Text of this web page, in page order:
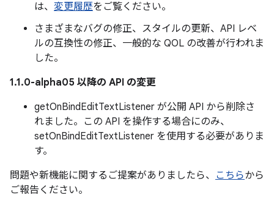
は、 変更履歴をご覧ください。
さまざまなバグの修正、スタイルの更新、API レベ
ルの互換性の修正、一般的な QOL の改善が行われま
した。
1.1.0-alpha05 以降の API の変更
getOnBindEditTextListener が公開 API から削除さ
れました。この API を操作する場合にのみ、
setOnBindEditTextListener を使用する必要がありま
す。
問題や新機能に関するご提案がありましたら、 こちらから
ご報告ください。